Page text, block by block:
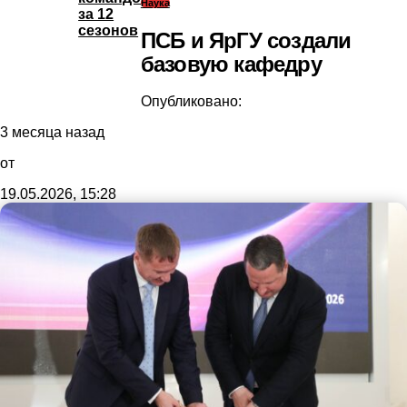
за 12
сезонов
Наука
ПСБ и ЯрГУ создали
базовую кафедру
Опубликовано:
3 месяца назад
от
19.05.2026, 15:28